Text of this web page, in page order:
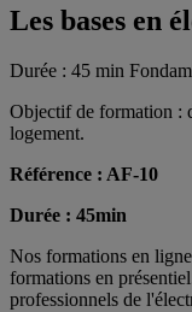
Les bases en
Durée : 45 min
Objectif de formation :
logement.
Référence : AF-10
Durée : 45min
Nos formations en
formations en
professionnels de